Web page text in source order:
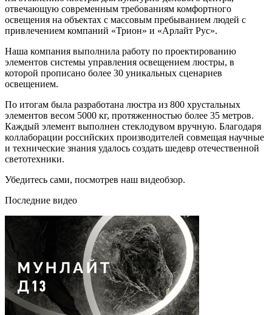
отвечающую современным требованиям комфортного
освещения на объектах с массовым пребыванием людей с
привлечением компаний «Трион» и «Арлайт Рус».
Наша компания выполнила работу по проектированию
элементов системы управления освещением люстры, в
которой прописано более 30 уникальных сценариев
освещением.
По итогам была разработана люстра из 800 хрустальных
элементов весом 5000 кг, протяженностью более 35 метров.
Каждый элемент выполнен стеклодувом вручную. Благодаря
коллаборации российских производителей совмещая научные
и технические знания удалось создать шедевр отечественной
светотехники.
Убедитесь сами, посмотрев наш видеобзор.
Последние видео